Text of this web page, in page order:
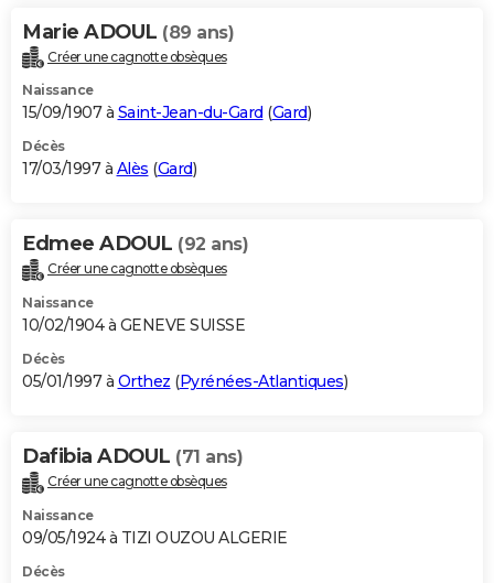
Marie ADOUL (89 ans)
Créer une cagnotte obsèques
Naissance
15/09/1907 à Saint-Jean-du-Gard (Gard)
Décès
17/03/1997 à Alès (Gard)
Edmee ADOUL (92 ans)
Créer une cagnotte obsèques
Naissance
10/02/1904 à GENEVE SUISSE
Décès
05/01/1997 à Orthez (Pyrénées-Atlantiques)
Dafibia ADOUL (71 ans)
Créer une cagnotte obsèques
Naissance
09/05/1924 à TIZI OUZOU ALGERIE
Décès